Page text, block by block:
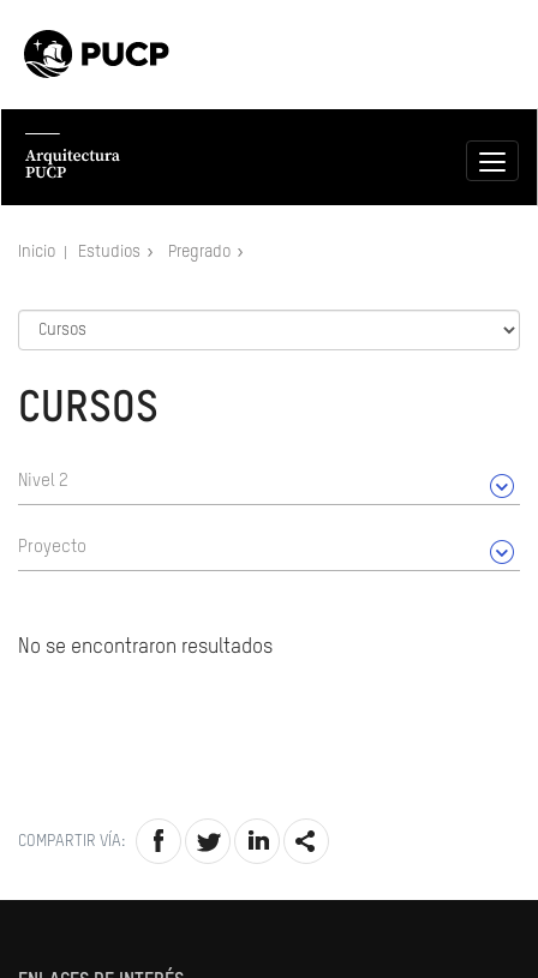
Inicio Estudios Pregrado
CURSOS
Nivel 2
Proyecto
No se encontraron resultados
COMPARTIR VÍA: